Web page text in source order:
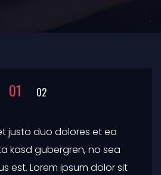
justo duo dolores et ea
kasd gubergren, no sea
est. Lorem ipsum dolor sit